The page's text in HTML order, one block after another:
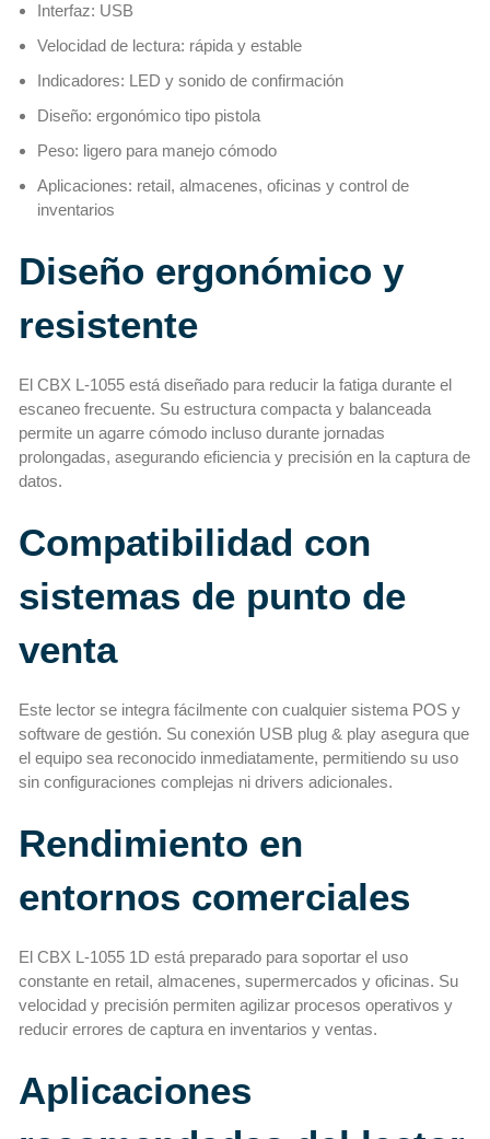
Interfaz: USB
Velocidad de lectura: rápida y estable
Indicadores: LED y sonido de confirmación
Diseño: ergonómico tipo pistola
Peso: ligero para manejo cómodo
Aplicaciones: retail, almacenes, oficinas y control de
inventarios
Diseño ergonómico y
resistente
El CBX L-1055 está diseñado para reducir la fatiga durante el
escaneo frecuente. Su estructura compacta y balanceada
permite un agarre cómodo incluso durante jornadas
prolongadas, asegurando eficiencia y precisión en la captura de
datos.
Compatibilidad con
sistemas de punto de
venta
Este lector se integra fácilmente con cualquier sistema POS y
software de gestión. Su conexión USB plug & play asegura que
el equipo sea reconocido inmediatamente, permitiendo su uso
sin configuraciones complejas ni drivers adicionales.
Rendimiento en
entornos comerciales
El CBX L-1055 1D está preparado para soportar el uso
constante en retail, almacenes, supermercados y oficinas. Su
velocidad y precisión permiten agilizar procesos operativos y
reducir errores de captura en inventarios y ventas.
Aplicaciones